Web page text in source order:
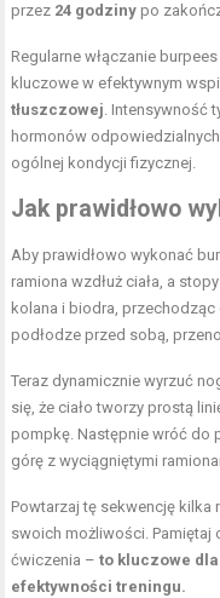
przez 24 godziny po
Regularne włączanie
kluczowe w efektywnym
tłuszczowej. Intensywność
hormonów
ogólnej kondycji fizycznej.
Jak prawidłowo
Aby prawidłowo wykonać
ramiona wzdłuż ciała, a
kolana i biodra, przechodząc
podłodze przed sobą,
Teraz dynamicznie wyrzuć
się, że ciało tworzy prostą
pompkę. Następnie wróć do
górę z wyciągniętymi
Powtarzaj tę sekwencję
swoich możliwości. Pamiętaj
ćwiczenia –to kluczowe
efektywności treningu.